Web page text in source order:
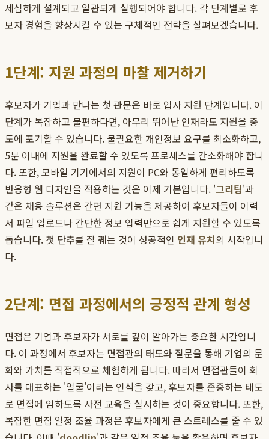
세심하게 설계되고 일관되게 실행되어야 합니다. 각 단계별로 후
보자 경험을 향상시킬 수 있는 구체적인 전략을 살펴보겠습니다.
1단계: 지원 과정의 마찰 제거하기
후보자가 기업과 만나는 첫 관문은 바로 입사 지원 단계입니다. 이
단계가 복잡하고 불편하다면, 아무리 뛰어난 인재라도 지원을 중
도에 포기할 수 있습니다. 불필요한 개인정보 요구를 최소화하고,
5분 이내에 지원을 완료할 수 있도록 프로세스를 간소화해야 합니
다. 또한, 모바일 기기에서의 지원이 PC와 동일하게 편리하도록
반응형 웹 디자인을 적용하는 것은 이제 기본입니다. '그리팅'과
같은 채용 솔루션은 간편 지원 기능을 제공하여 후보자들이 이력
서 파일 업로드나 간단한 정보 입력만으로 쉽게 지원할 수 있도록
돕습니다. 첫 단추를 잘 꿰는 것이 성공적인 인재 유치의 시작입니
다.
2단계: 면접 과정에서의 긍정적 관계 형성
면접은 기업과 후보자가 서로를 깊이 알아가는 중요한 시간입니
다. 이 과정에서 후보자는 면접관의 태도와 질문을 통해 기업의 문
화와 가치를 직접적으로 체험하게 됩니다. 따라서 면접관들이 회
사를 대표하는 '얼굴'이라는 인식을 갖고, 후보자를 존중하는 태도
로 면접에 임하도록 사전 교육을 실시하는 것이 중요합니다. 또한,
복잡한 면접 일정 조율 과정은 후보자에게 큰 스트레스를 줄 수 있